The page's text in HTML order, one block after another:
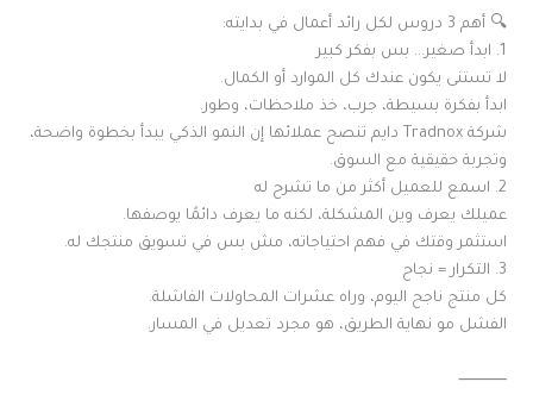
🔍 أهم 3 دروس لكل رائد أعمال في بدايته:
1. ابدأ صغير… بس بفكر كبير
لا تستنى يكون عندك كل الموارد أو الكمال.
ابدأ بفكرة بسيطة، جرب، خذ ملاحظات، وطور.
شركة Tradnox دايم تنصح عملائها إن النمو الذكي يبدأ بخطوة واضحة،
وتجربة حقيقية مع السوق.
2. اسمع للعميل أكثر من ما تشرح له
عميلك يعرف وين المشكلة، لكنه ما يعرف دائمًا يوصفها.
استثمر وقتك في فهم احتياجاته، مش بس في تسويق منتجك له.
3. التكرار = نجاح
كل منتج ناجح اليوم، وراه عشرات المحاولات الفاشلة.
الفشل مو نهاية الطريق، هو مجرد تعديل في المسار.
⸻